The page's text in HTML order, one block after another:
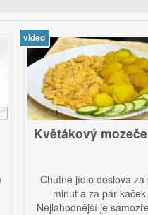
mozeček
jídlo doslova za pár
minut a za pár kaček.
je samozřejmě